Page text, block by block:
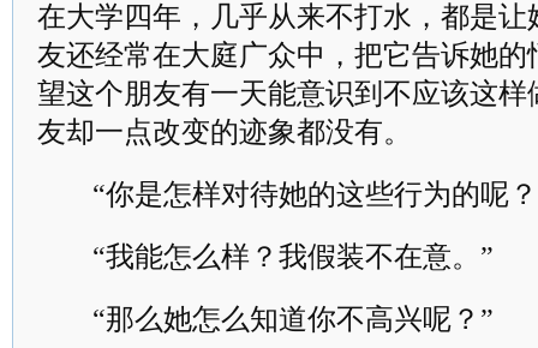
在大学四年，几乎从来不打水，都是
友还经常在大庭广众中，把它告诉她
望这个朋友有一天能意识到不应该这
友却一点改变的迹象都没有。
“你是怎样对待她的这些行为的呢
“我能怎么样？我假装不在意。”
“那么她怎么知道你不高兴呢？”